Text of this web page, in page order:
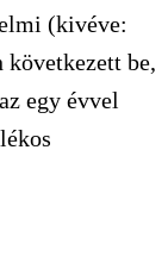
(kivéve:
következett be,
egy évvel